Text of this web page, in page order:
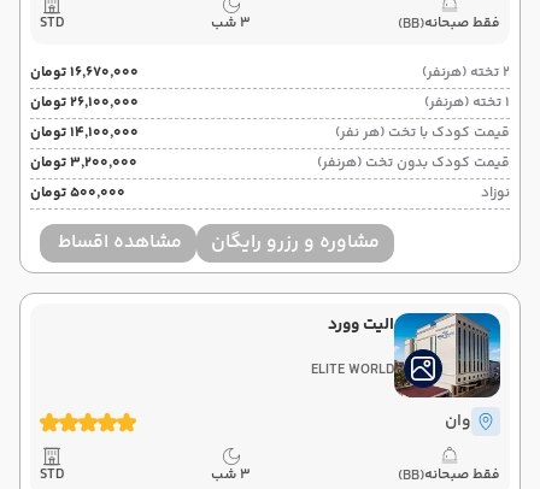
فقط صبحانه(BB) 3 شب STD
2 تخته (هرنفر)
۱۶٬۶۷۰٬۰۰۰ تومان
1 تخته (هرنفر)
۲۶٬۱۰۰٬۰۰۰ تومان
قیمت کودک با تخت (هر نفر)
۱۴٬۱۰۰٬۰۰۰ تومان
قیمت کودک بدون تخت (هرنفر)
۳٬۲۰۰٬۰۰۰ تومان
نوزاد
۵۰۰٬۰۰۰ تومان
مشاوره و رزرو رایگان مشاهده اقساط
الیت وورد
ELITE WORLD
وان
فقط صبحانه(BB) 3 شب STD